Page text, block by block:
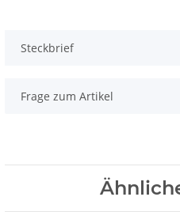
Steckbrief
Frage zum Artikel